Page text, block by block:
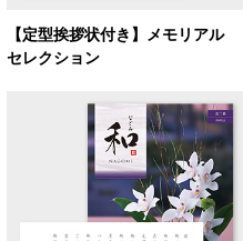
【定型挨拶状付き】メモリアル
セレクション